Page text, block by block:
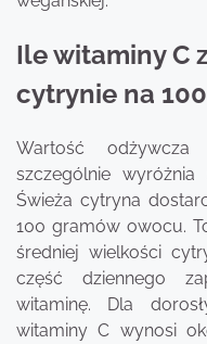
Ile witaminy C
cytrynie na
Wartość
szczególnie
Świeża cytryna
100 gramów owocu.
średniej wielkości
część dziennego
witaminę. Dla
witaminy C wynosi